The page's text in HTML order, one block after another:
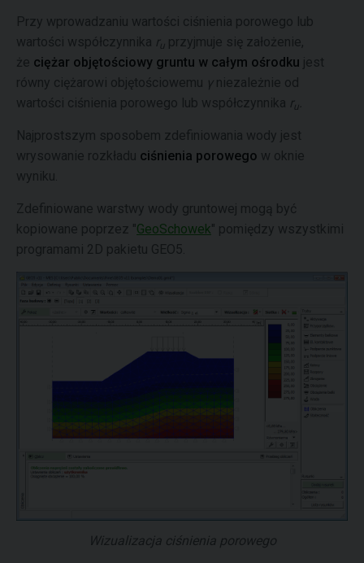
Przy wprowadzaniu wartości ciśnienia porowego lub
wartości współczynnika r u przyjmuje się założenie,
że ciężar objętościowy gruntu w całym ośrodku jest
równy ciężarowi objętościowemu γ niezależnie od
wartości ciśnienia porowego lub współczynnika r u
Najprostszym sposobem zdefiniowania wody jest
wrysowanie rozkładu ciśnienia porowego w oknie
wyniku.
Zdefiniowane warstwy wody gruntowej mogą być
kopiowane poprzez "GeoSchowek" pomiędzy wszystkimi
programami 2D pakietu GEO5.
Wizualizacja ciśnienia porowego